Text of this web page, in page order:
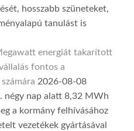
hosszabb szüneteket,
tanulást is
energiát takarított
fontos a
2026-08-08
négy nap alatt 8,32 MWh
a kormány felhívásához
vezetékek gyártásával